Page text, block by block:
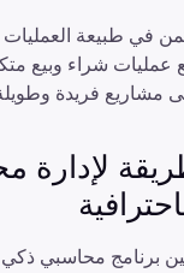
في طبيعة العمليات
عمليات شراء وبيع
مشاريع فريدة
لإدارة
برنامج محاسبي ذكي